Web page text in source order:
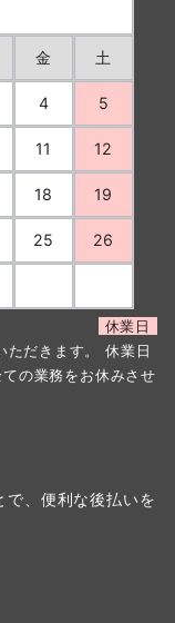
金 土
4 5
11 12
18 19
25 26
休業日
ただきます。 休業日
の業務をお休みさせ
で、便利な後払いを